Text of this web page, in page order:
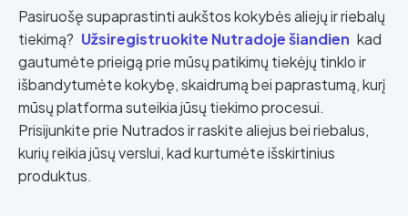
Pasiruošę supaprastinti aukštos kokybės aliejų ir riebalų
tiekimą? Užsiregistruokite Nutradoje šiandien kad
gautumėte prieigą prie mūsų patikimų tiekėjų tinklo ir
išbandytumėte kokybę, skaidrumą bei paprastumą, kurį
mūsų platforma suteikia jūsų tiekimo procesui.
Prisijunkite prie Nutrados ir raskite aliejus bei riebalus,
kurių reikia jūsų verslui, kad kurtumėte išskirtinius
produktus.